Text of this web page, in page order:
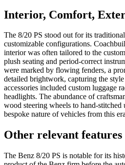
Interior, Comfort,
The 8/20 PS stood out for its
customizable configurations.
interior was often tailored to the
plush seating and period-correct
were marked by flowing fenders, a
detailed brightwork, capturing the
accessories included custom luggage
headlights. The abundance of
wood steering wheels to hand-
bespoke nature of vehicles from this
Other relevant features
The Benz 8/20 PS is notable for its